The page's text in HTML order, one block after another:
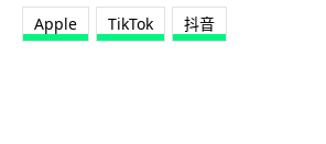
Apple TikTok 抖音